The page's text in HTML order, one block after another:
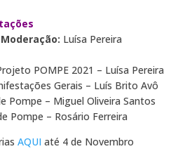
Moderação: Luísa Pereira
POMPE 2021 – Luísa Pereira
Gerais – Luís Brito Avô
Pompe – Miguel Oliveira Santos
Pompe – Rosário Ferreira
AQUI até 4 de Novembro